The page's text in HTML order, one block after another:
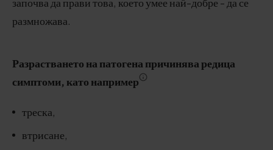
размножава.
Разрастването на патогена причинява редица
симптоми, като например
треска,
втрисане,